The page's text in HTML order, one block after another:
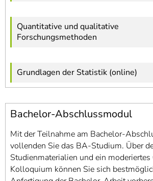
Quantitative und qualitative
Forschungsmethoden
Grundlagen der Statistik (online)
Bachelor-Abschlussmodul
Mit der Teilnahme am Bachelor-
vollenden Sie das BA-Studium. Über
Studienmaterialien und ein
Kolloquium können Sie sich